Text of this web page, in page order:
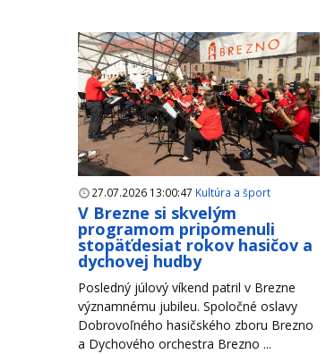
27.07.2026 13:00:47 Kultúra a šport
V Brezne si skvelým
programom pripomenuli
stopäťdesiat rokov hasičov a
dychovej hudby
Posledný júlový víkend patril v Brezne
významnému jubileu. Spoločné oslavy
Dobrovoľného hasičského zboru Brezno
a Dychového orchestra Brezno ...